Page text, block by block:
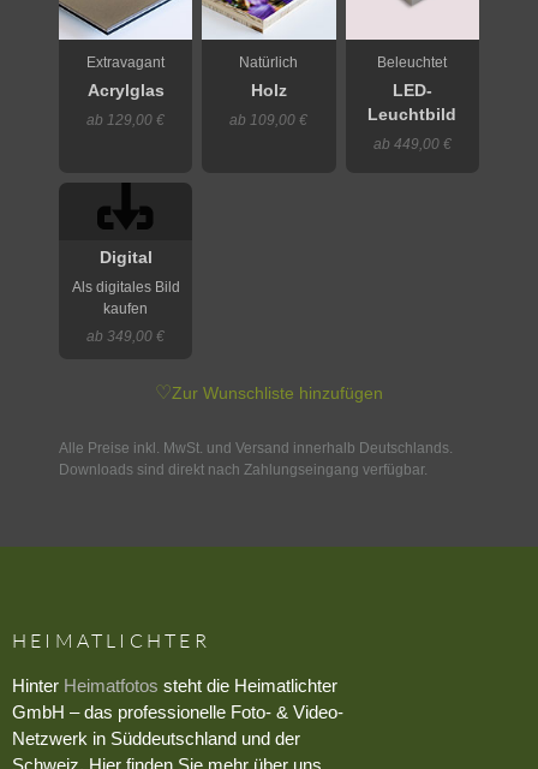
Extravagant
Acrylglas
ab 129,00 €
Natürlich
Holz
ab 109,00 €
Beleuchtet
LED-
Leuchtbild
ab 449,00 €
Digital
Als digitales Bild
kaufen
ab 349,00 €
♡Zur Wunschliste hinzufügen
Alle Preise inkl. MwSt. und Versand innerhalb Deutschlands.
Downloads sind direkt nach Zahlungseingang verfügbar.
HEIMATLICHTER
Hinter Heimatfotos steht die Heimatlichter
GmbH – das professionelle Foto- & Video-
Netzwerk in Süddeutschland und der